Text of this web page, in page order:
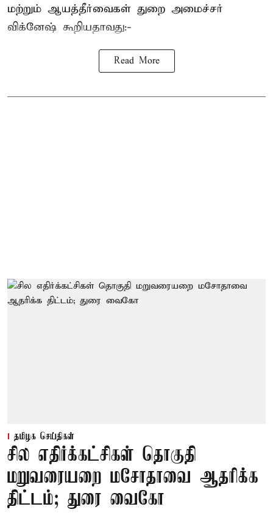
மற்றும் ஆயத்தீர்வைகள் துறை அமைச்சர்
விக்னேஷ் கூறியதாவது:-
Read More
தமிழக செய்திகள்
சில எதிர்க்கட்சிகள் தொகுதி
மறுவரையறை மசோதாவை ஆதரிக்க
திட்டம்; துரை வைகோ